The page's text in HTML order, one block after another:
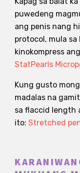
puwedeng
ang penis nang
protocol, mula
kinokompress
StatPearls
Kung gusto
madalas na
sa flaccid length
ito: Stretched